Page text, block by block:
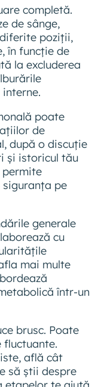
completă.
de sânge,
poziții,
în funcție de
la excluderea
poate
de
după o discuție
și istoricul tău
permite
pe
generale
cu
mai multe
într-un
brusc. Poate
fluctuante.
află cât
să știi despre